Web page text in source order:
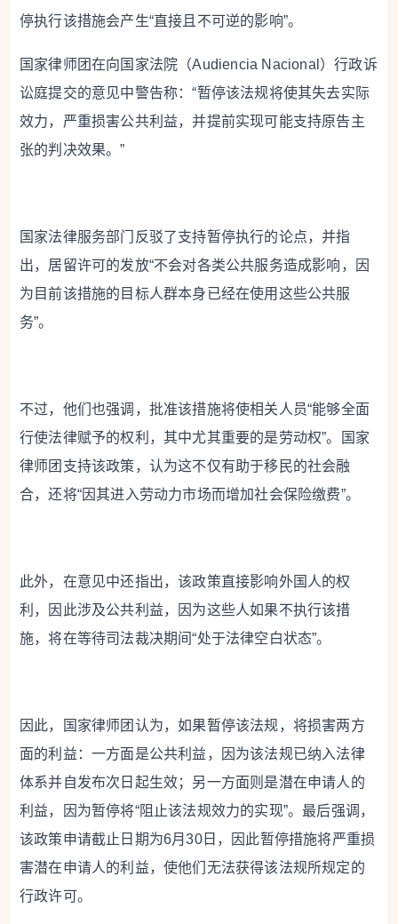
停执行该措施会产生“直接且不可逆的影响”。
国家律师团在向国家法院（Audiencia Nacional）行政诉
讼庭提交的意见中警告称：“暂停该法规将使其失去实际
效力，严重损害公共利益，并提前实现可能支持原告主
张的判决效果。”
国家法律服务部门反驳了支持暂停执行的论点，并指
出，居留许可的发放“不会对各类公共服务造成影响，因
为目前该措施的目标人群本身已经在使用这些公共服
务”。
不过，他们也强调，批准该措施将使相关人员“能够全面
行使法律赋予的权利，其中尤其重要的是劳动权”。国家
律师团支持该政策，认为这不仅有助于移民的社会融
合，还将“因其进入劳动力市场而增加社会保险缴费”。
此外，在意见中还指出，该政策直接影响外国人的权
利，因此涉及公共利益，因为这些人如果不执行该措
施，将在等待司法裁决期间“处于法律空白状态”。
因此，国家律师团认为，如果暂停该法规，将损害两方
面的利益：一方面是公共利益，因为该法规已纳入法律
体系并自发布次日起生效；另一方面则是潜在申请人的
利益，因为暂停将“阻止该法规效力的实现”。最后强调，
该政策申请截止日期为6月30日，因此暂停措施将严重损
害潜在申请人的利益，使他们无法获得该法规所规定的
行政许可。